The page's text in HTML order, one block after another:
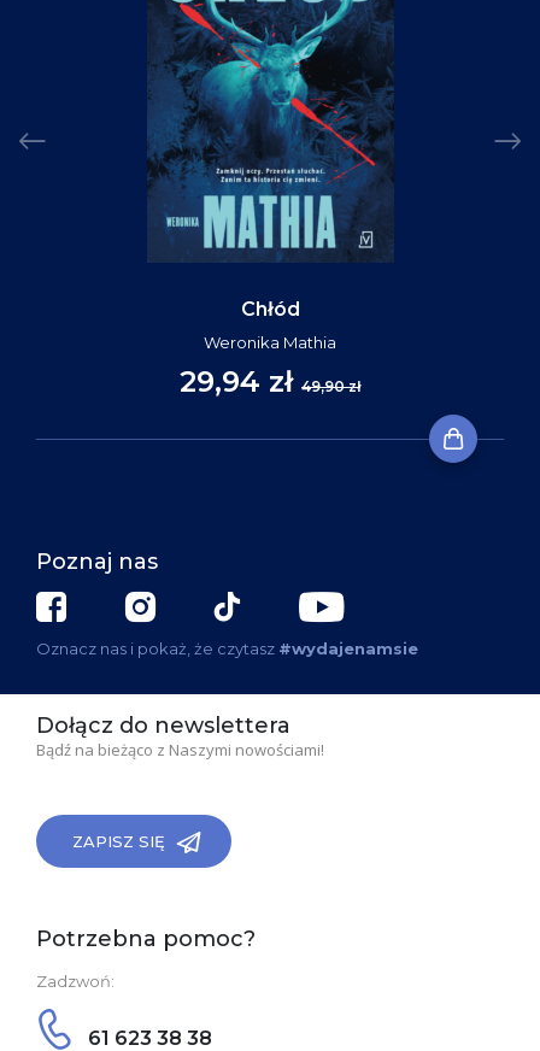
Chłód
Weronika Mathia
29,94 zł 49,90 zł
Poznaj nas
Oznacz nas i pokaż, że czytasz #wydajenamsie
Dołącz do newslettera
Bądź na bieżąco z Naszymi nowościami!
ZAPISZ SIĘ
Potrzebna pomoc?
Zadzwoń:
61 623 38 38